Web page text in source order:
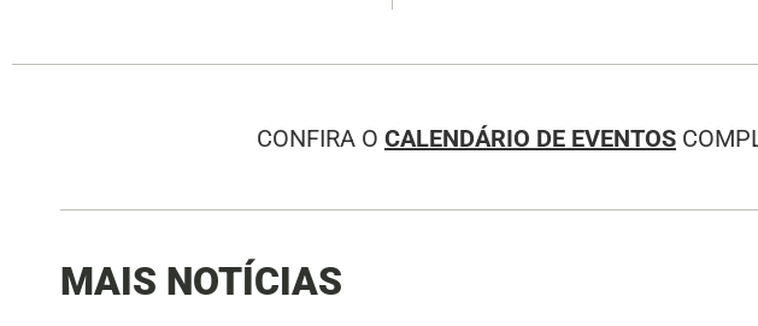
CONFIRA O CALENDÁRIO DE EVENTOS
MAIS NOTÍCIAS